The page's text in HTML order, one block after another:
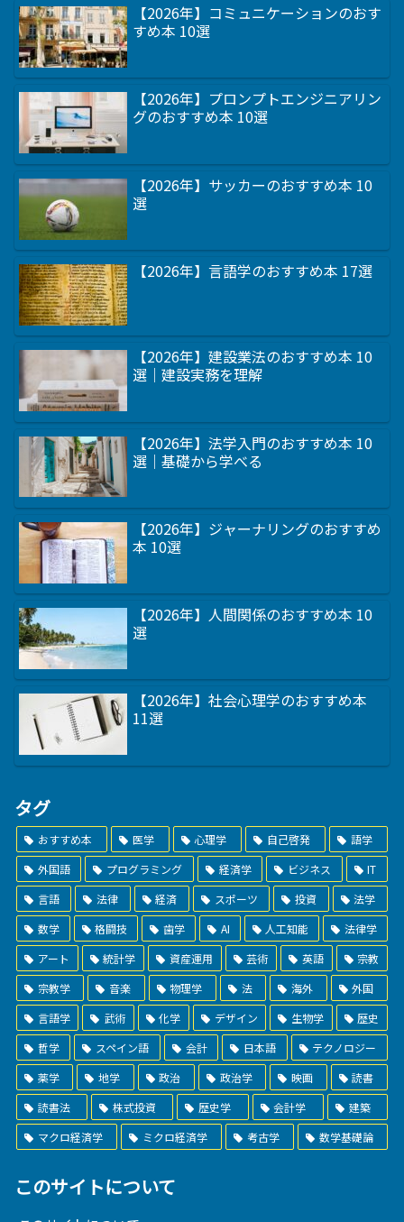
【2026年】コミュニケーションのおす
すめ本 10選
【2026年】プロンプトエンジニアリン
グのおすすめ本 10選
【2026年】サッカーのおすすめ本 10
選
【2026年】言語学のおすすめ本 17選
【2026年】建設業法のおすすめ本 10
選｜建設実務を理解
【2026年】法学入門のおすすめ本 10
選｜基礎から学べる
【2026年】ジャーナリングのおすすめ
本 10選
【2026年】人間関係のおすすめ本 10
選
【2026年】社会心理学のおすすめ本
11選
タグ
おすすめ本 医学 心理学 自己啓発
語学
外国語
プログラミング 経済学 ビジネス
IT
言語
法律 経済 スポーツ 投資
法学
数学
格闘技 歯学 AI 人工知能
法律学
アート
統計学 資産運用 芸術 英語
宗教
宗教学
音楽 物理学 法 海外
外国
言語学
武術 化学 デザイン 生物学
歴史
哲学
スペイン語 会計 日本語
テクノロジー
薬学
地学 政治 政治学 映画
読書
読書法
株式投資 歴史学 会計学
建築
マクロ経済学
ミクロ経済学 考古学 数学基礎論
このサイトについて